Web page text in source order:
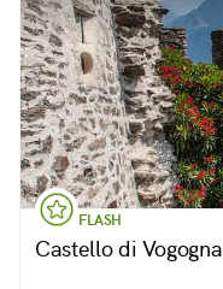
FLASH
Castello di Vogogna